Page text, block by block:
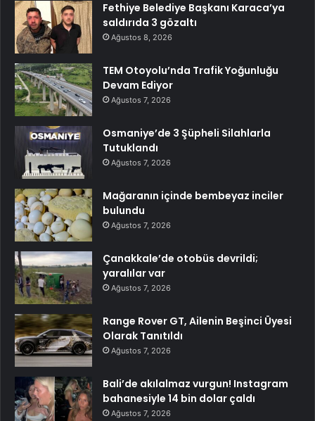
Fethiye Belediye Başkanı Karaca’ya
saldırıda 3 gözaltı
Ağustos 8, 2026
TEM Otoyolu’nda Trafik Yoğunluğu
Devam Ediyor
Ağustos 7, 2026
Osmaniye’de 3 Şüpheli Silahlarla
Tutuklandı
Ağustos 7, 2026
Mağaranın içinde bembeyaz inciler
bulundu
Ağustos 7, 2026
Çanakkale’de otobüs devrildi;
yaralılar var
Ağustos 7, 2026
Range Rover GT, Ailenin Beşinci Üyesi
Olarak Tanıtıldı
Ağustos 7, 2026
Bali’de akılalmaz vurgun! Instagram
bahanesiyle 14 bin dolar çaldı
Ağustos 7, 2026